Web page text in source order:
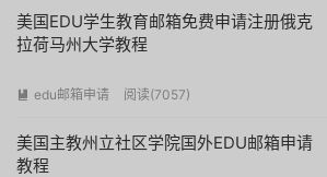
美国EDU学生教育邮箱免费申请注册俄克
拉荷马州大学教程
 edu邮箱申请 阅读(7057)
美国主教州立社区学院国外EDU邮箱申请
教程